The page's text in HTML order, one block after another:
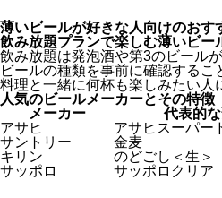
薄いビールが好きな人向けのおす
飲み放題プランで楽しむ薄いビー
飲み放題は発泡酒や第3のビール
ビールの種類を事前に確認するこ
料理と一緒に何杯も楽しみたい人
人気のビールメーカーとその特徴
メーカー
代表的
アサヒ
アサヒスーパー
サントリー
金麦
キリン
のどごし＜生＞
サッポロ
サッポロクリア